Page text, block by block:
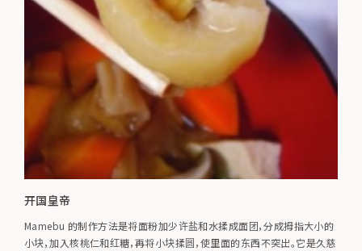
开国皇帝
Mamebu 的制作方法是将面粉加少许盐和水揉成面团，分成拇指大小的
小块，加入核桃仁和红糖，再将小块揉圆，使里面的东西不突出。它是久慈